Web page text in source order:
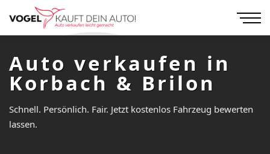
Auto verkaufen in
Korbach & Brilon
Schnell. Persönlich. Fair. Jetzt kostenlos Fahrzeug bewerten
lassen.